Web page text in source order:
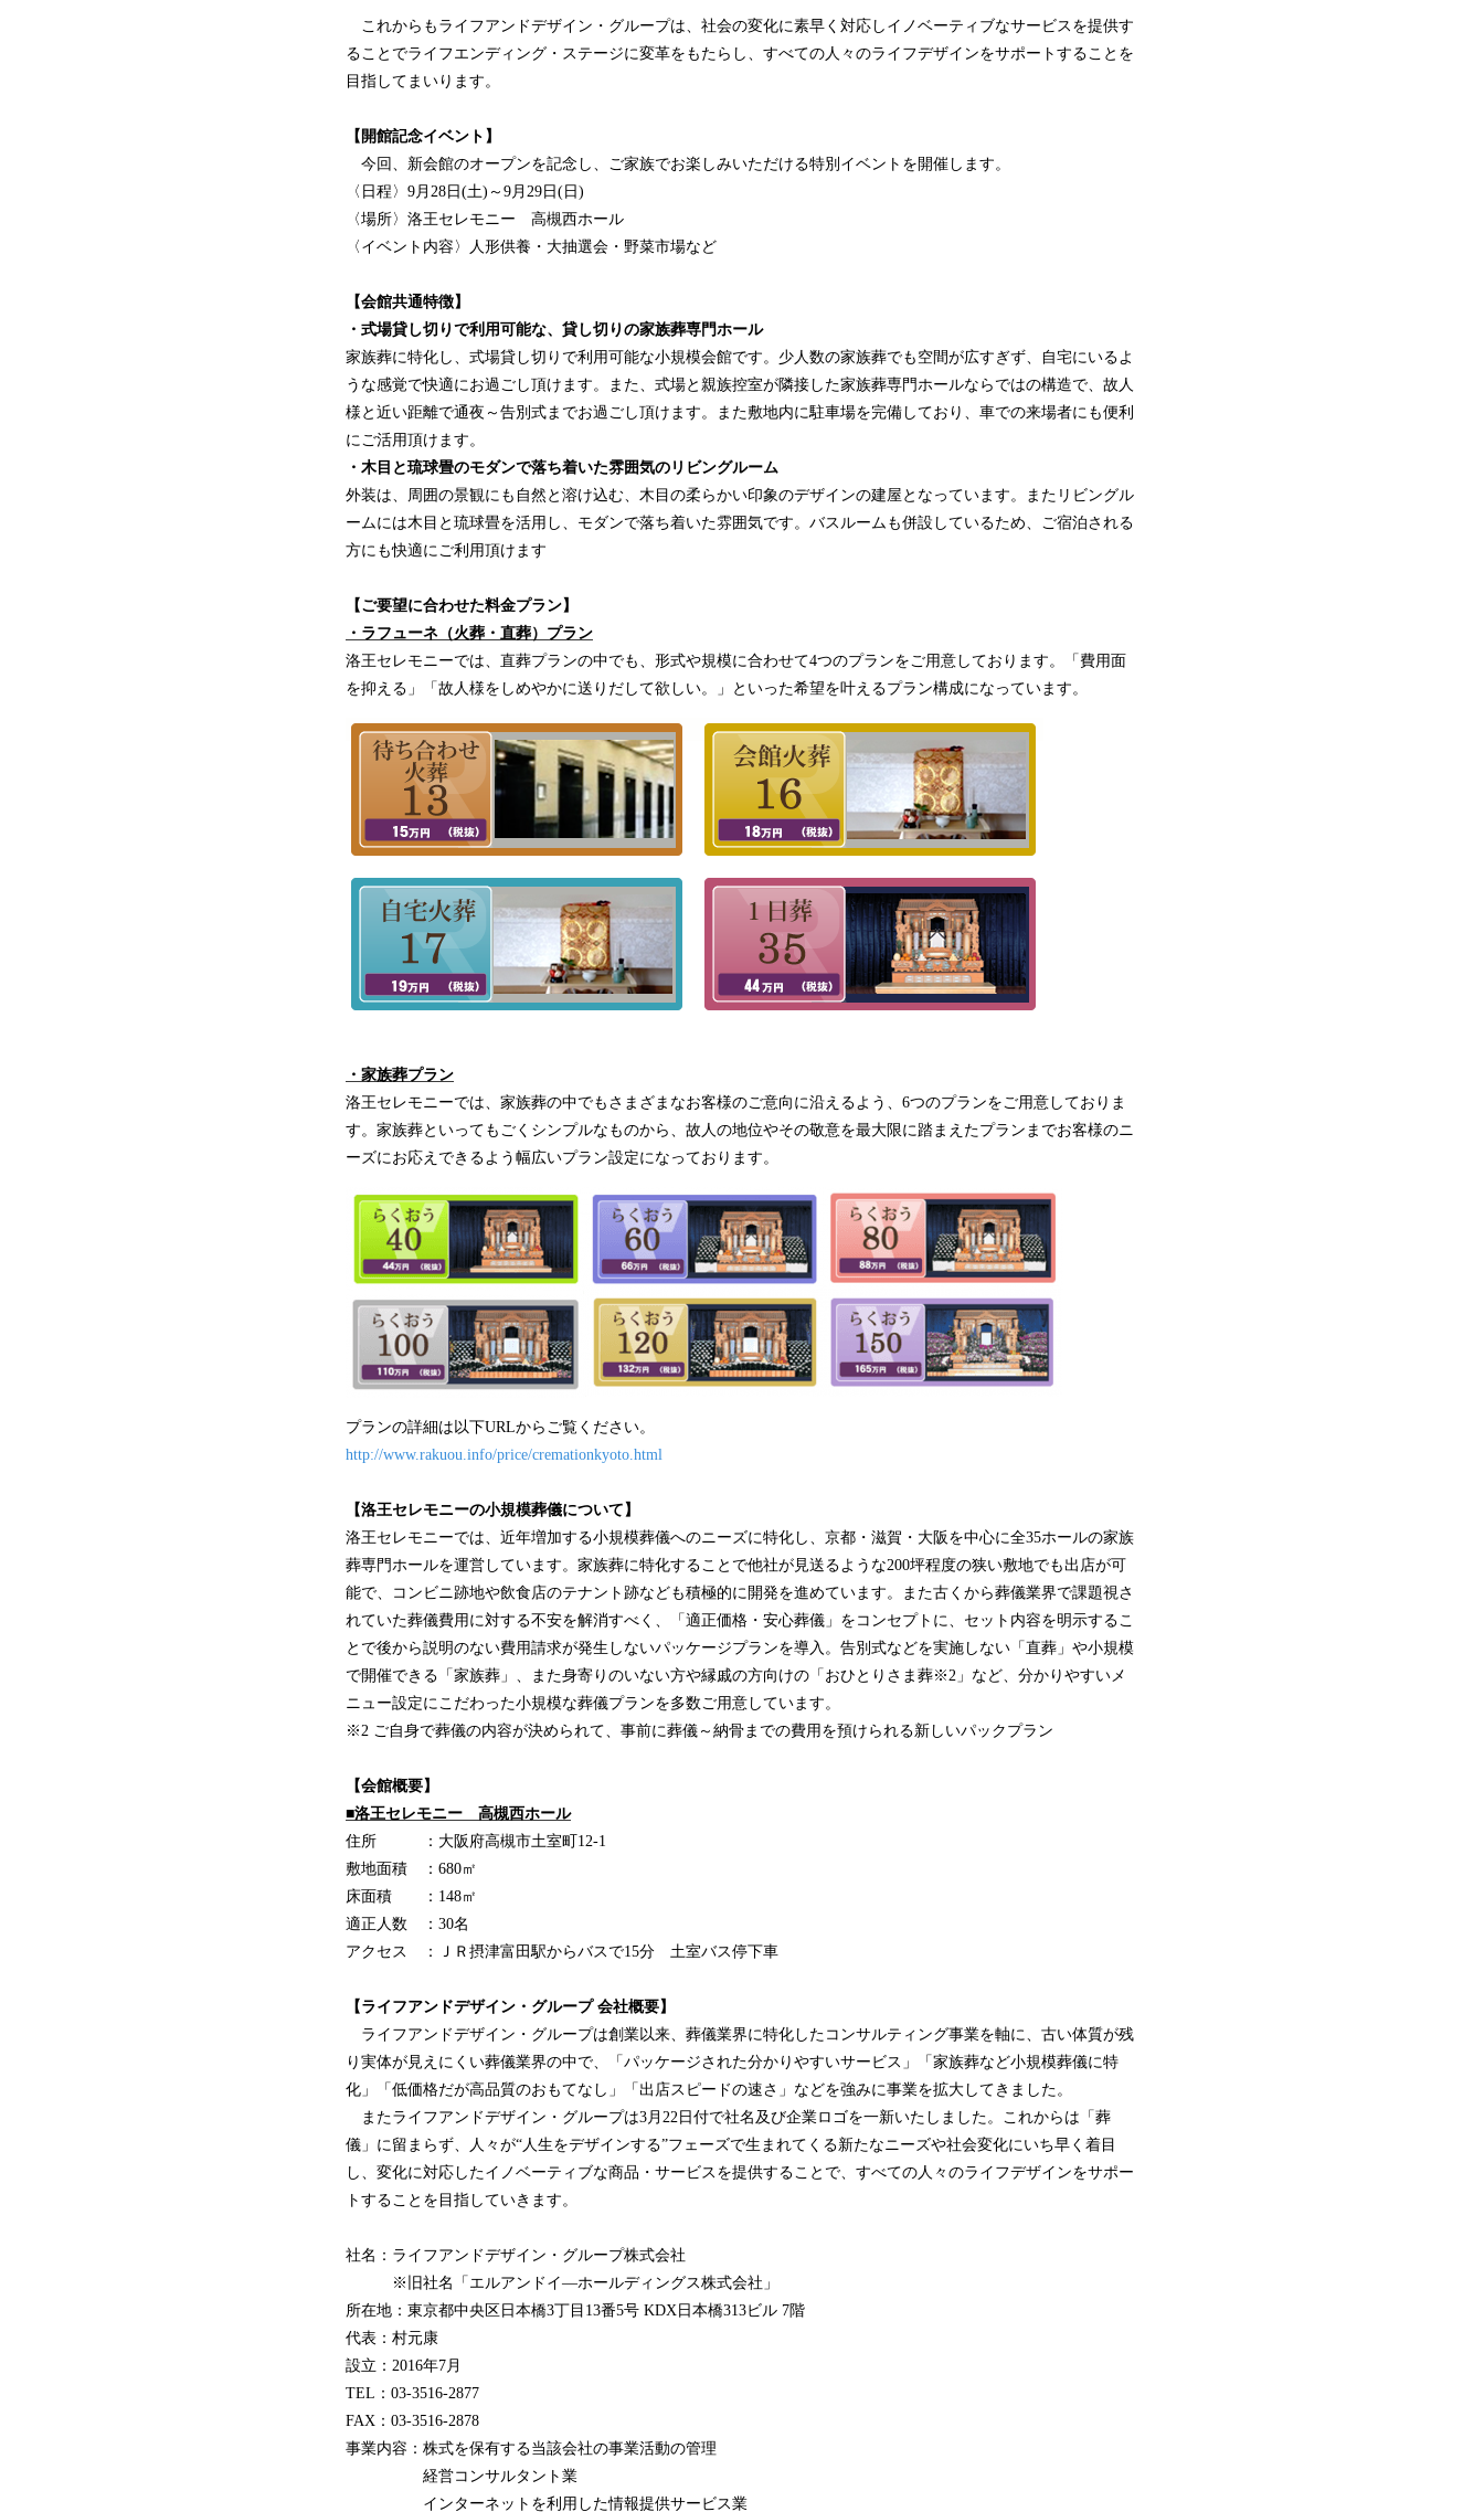
これからもライフアンドデザイン・グループは、社会の変化に素早く対応しイノベーティブなサービスを提供す
ることでライフエンディング・ステージに変革をもたらし、すべての人々のライフデザインをサポートすることを
目指してまいります。
【開館記念イベント】
今回、新会館のオープンを記念し、ご家族でお楽しみいただける特別イベントを開催します。
〈日程〉9月28日(土)～9月29日(日)
〈場所〉洛王セレモニー 高槻西ホール
〈イベント内容〉人形供養・大抽選会・野菜市場など
【会館共通特徴】
・式場貸し切りで利用可能な、貸し切りの家族葬専門ホール
家族葬に特化し、式場貸し切りで利用可能な小規模会館です。少人数の家族葬でも空間が広すぎず、自宅にいるよ
うな感覚で快適にお過ごし頂けます。また、式場と親族控室が隣接した家族葬専門ホールならではの構造で、故人
様と近い距離で通夜～告別式までお過ごし頂けます。また敷地内に駐車場を完備しており、車での来場者にも便利
にご活用頂けます。
・木目と琉球畳のモダンで落ち着いた雰囲気のリビングルーム
外装は、周囲の景観にも自然と溶け込む、木目の柔らかい印象のデザインの建屋となっています。またリビングル
ームには木目と琉球畳を活用し、モダンで落ち着いた雰囲気です。バスルームも併設しているため、ご宿泊される
方にも快適にご利用頂けます
【ご要望に合わせた料金プラン】
・ラフューネ（火葬・直葬）プラン
洛王セレモニーでは、直葬プランの中でも、形式や規模に合わせて4つのプランをご用意しております。「費用面
を抑える」「故人様をしめやかに送りだして欲しい。」といった希望を叶えるプラン構成になっています。
・家族葬プラン
洛王セレモニーでは、家族葬の中でもさまざまなお客様のご意向に沿えるよう、6つのプランをご用意しておりま
す。家族葬といってもごくシンプルなものから、故人の地位やその敬意を最大限に踏まえたプランまでお客様のニ
ーズにお応えできるよう幅広いプラン設定になっております。
プランの詳細は以下URLからご覧ください。
http://www.rakuou.info/price/cremationkyoto.html
【洛王セレモニーの小規模葬儀について】
洛王セレモニーでは、近年増加する小規模葬儀へのニーズに特化し、京都・滋賀・大阪を中心に全35ホールの家族
葬専門ホールを運営しています。家族葬に特化することで他社が見送るような200坪程度の狭い敷地でも出店が可
能で、コンビニ跡地や飲食店のテナント跡なども積極的に開発を進めています。また古くから葬儀業界で課題視さ
れていた葬儀費用に対する不安を解消すべく、「適正価格・安心葬儀」をコンセプトに、セット内容を明示するこ
とで後から説明のない費用請求が発生しないパッケージプランを導入。告別式などを実施しない「直葬」や小規模
で開催できる「家族葬」、また身寄りのいない方や縁戚の方向けの「おひとりさま葬※2」など、分かりやすいメ
ニュー設定にこだわった小規模な葬儀プランを多数ご用意しています。
※2 ご自身で葬儀の内容が決められて、事前に葬儀～納骨までの費用を預けられる新しいパックプラン
【会館概要】
■洛王セレモニー 高槻西ホール
住所 ：大阪府高槻市土室町12-1
敷地面積 ：680㎡
床面積 ：148㎡
適正人数 ：30名
アクセス ：ＪＲ摂津富田駅からバスで15分 土室バス停下車
【ライフアンドデザイン・グループ 会社概要】
ライフアンドデザイン・グループは創業以来、葬儀業界に特化したコンサルティング事業を軸に、古い体質が残
り実体が見えにくい葬儀業界の中で、「パッケージされた分かりやすいサービス」「家族葬など小規模葬儀に特
化」「低価格だが高品質のおもてなし」「出店スピードの速さ」などを強みに事業を拡大してきました。
またライフアンドデザイン・グループは3月22日付で社名及び企業ロゴを一新いたしました。これからは「葬
儀」に留まらず、人々が“人生をデザインする”フェーズで生まれてくる新たなニーズや社会変化にいち早く着目
し、変化に対応したイノベーティブな商品・サービスを提供することで、すべての人々のライフデザインをサポー
トすることを目指していきます。
社名：ライフアンドデザイン・グループ株式会社
※旧社名「エルアンドイ―ホールディングス株式会社」
所在地：東京都中央区日本橋3丁目13番5号 KDX日本橋313ビル 7階
代表：村元康
設立：2016年7月
TEL：03-3516-2877
FAX：03-3516-2878
事業内容：株式を保有する当該会社の事業活動の管理
経営コンサルタント業
インターネットを利用した情報提供サービス業